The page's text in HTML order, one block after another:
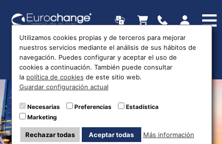
Forma parte de nuestro
equipo
Utilizamos cookies propias y de terceros para mejorar
nuestros servicios mediante el análisis de sus hábitos de
navegación. Puedes configurar y aceptar el uso de
cookies a continuación. También puede consultar
la política de cookies de este sitio web.
Guardar configuración actual
Necesarias Preferencias
Estadística
Marketing
Rechazar todas Aceptar todas Más información